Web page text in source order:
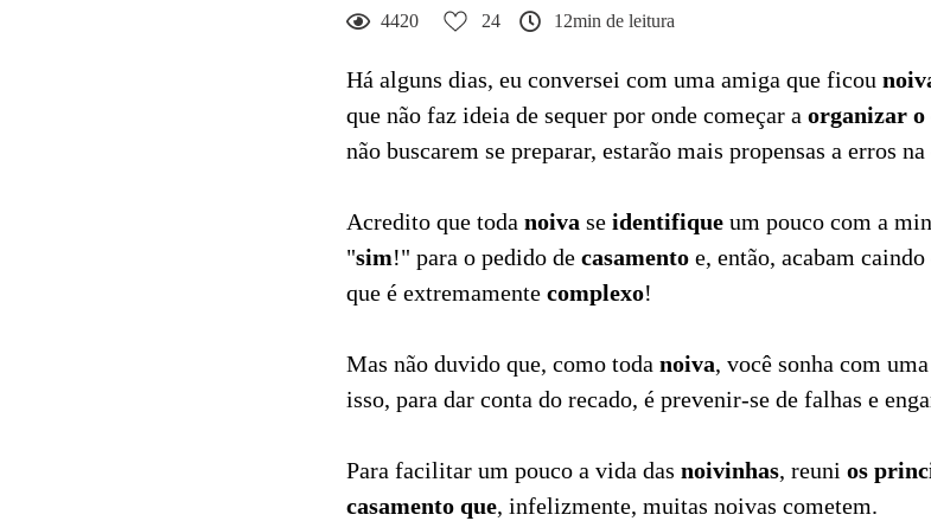
4420 24 12min de leitura
Há alguns dias, eu conversei com uma amiga que ficou
que não faz ideia de sequer por onde começar a organizar o
não buscarem se preparar, estarão mais propensas a erros
Acredito que toda noiva se identifique um pouco com a
"sim!" para o pedido de casamento e, então, acabam
que é extremamente complexo!
Mas não duvido que, como toda noiva, você sonha com
isso, para dar conta do recado, é prevenir-se de falhas e
Para facilitar um pouco a vida das noivinhas, reuni os
casamento que, infelizmente, muitas noivas cometem.